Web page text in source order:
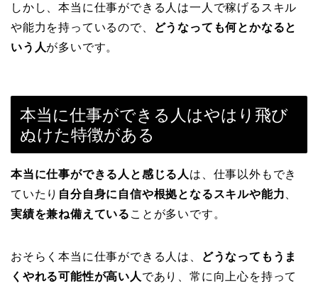
しかし、本当に仕事ができる人は一人で稼げるスキル
や能力を持っているので、
どうなっても何とかなると
いう人が多いです。
本当に仕事ができる人はやはり飛び
ぬけた特徴がある
本当に仕事ができる人と感じる人 は、仕事以外もでき
ていたり 自分自身に自信や根拠となるスキルや能力
実績を兼ね備えている ことが多いです。
おそらく本当に仕事ができる人は、
どうなってもうま
くやれる可能性が高い人 であり、常に向上心を持って